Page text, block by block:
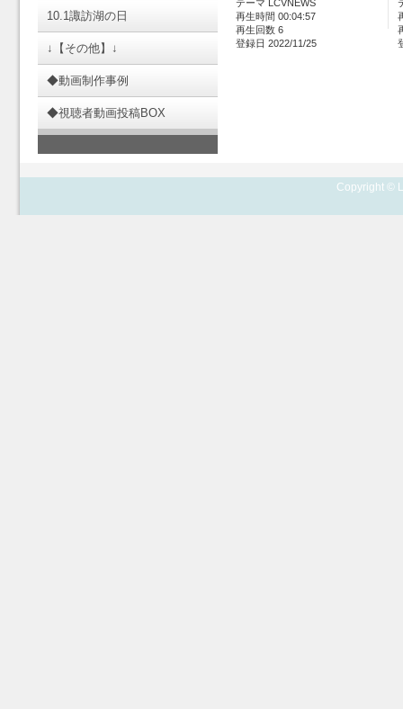
10.1諏訪湖の日
↓【その他】↓
◆動画制作事例
◆視聴者動画投稿BOX
テーマ LCVNEWS
再生時間 00:04:57
再生回数 6
登録日 2022/11/25
Copyright ©